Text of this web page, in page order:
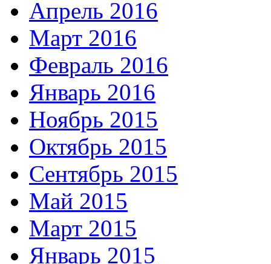
Апрель 2016
Март 2016
Февраль 2016
Январь 2016
Ноябрь 2015
Октябрь 2015
Сентябрь 2015
Май 2015
Март 2015
Январь 2015